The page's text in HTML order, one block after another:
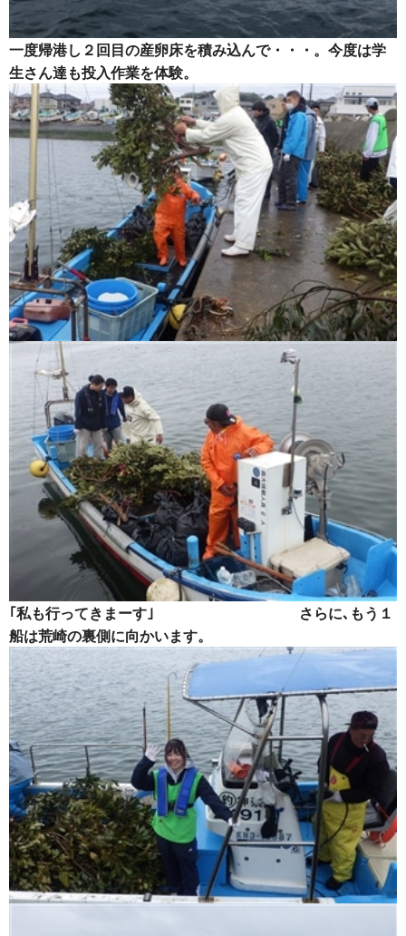
一度帰港し２回目の産卵床を積み込んで・・・。今度は学
生さん達も投入作業を体験。
｢私も行ってきまーす｣ さらに､もう１
船は荒崎の裏側に向かいます。